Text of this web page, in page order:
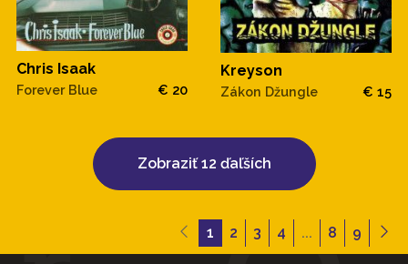
Chris Isaak
Forever Blue € 20
Kreyson
Zákon Džungle € 15
Zobraziť 12 ďaľších
1 2 3 4 ... 8 9